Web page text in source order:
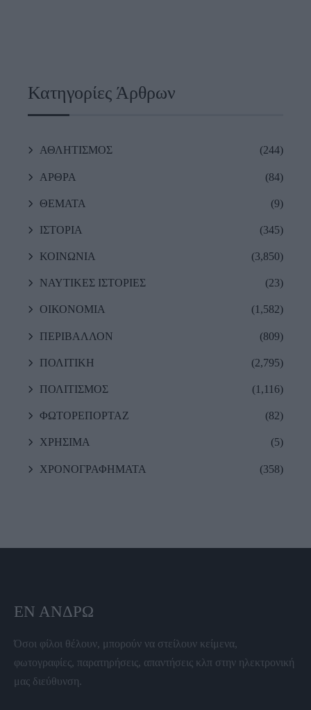
Κατηγορίες Άρθρων
ΑΘΛΗΤΙΣΜΟΣ (244)
ΑΡΘΡΑ (84)
ΘΕΜΑΤΑ (9)
ΙΣΤΟΡΙΑ (345)
ΚΟΙΝΩΝΙΑ (3,850)
ΝΑΥΤΙΚΕΣ ΙΣΤΟΡΙΕΣ (23)
ΟΙΚΟΝΟΜΙΑ (1,582)
ΠΕΡΙΒΑΛΛΟΝ (809)
ΠΟΛΙΤΙΚΗ (2,795)
ΠΟΛΙΤΙΣΜΟΣ (1,116)
ΦΩΤΟΡΕΠΟΡΤΑΖ (82)
ΧΡΗΣΙΜΑ (5)
ΧΡΟΝΟΓΡΑΦΗΜΑΤΑ (358)
ΕΝ ΆΝΔΡΩ
Όσοι φίλοι θέλουν, μπορούν να στείλουν κείμενα,
φωτογραφίες, παρατηρήσεις, απαντήσεις κλπ στην ηλεκτρονική
μας διεύθυνση.